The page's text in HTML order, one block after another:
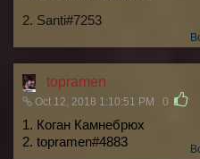
2. Santi#7253
topramen
Oct 12, 2018 1:10:51 PM 0
1. Коган Камнебрюх
2. topramen#4883